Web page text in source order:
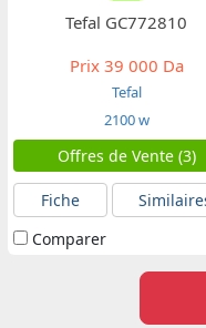
Tefal GC772810
Prix39 000 Da
Tefal
2100 w
Offres de Vente (3)
Fiche
Comparer